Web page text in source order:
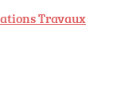
Travaux